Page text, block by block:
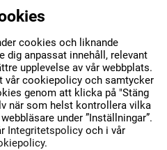
cookies och liknande
dig anpassat innehåll, relevant
upplevelse av vår webbplats.
vår cookiepolicy och samtycker
genom att klicka på "Stäng
när som helst kontrollera vilka
under ”Inställningar”.
Integritetspolicy och i vår
.